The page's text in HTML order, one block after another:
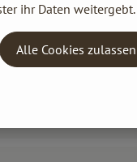
ihr Daten weitergebt.
Alle Cookies zulassen